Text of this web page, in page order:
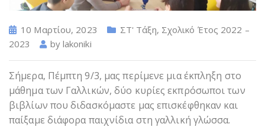
10 Μαρτίου, 2023 ΣΤ' Τάξη, Σχολικό Έτος 2022 –
2023
by lakoniki
Σήμερα, Πέμπτη 9/3, μας περίμενε μια έκπληξη στο
μάθημα των Γαλλικών, δύο κυρίες εκπρόσωποι των
βιβλίων που διδασκόμαστε μας επισκέφθηκαν και
παίξαμε διάφορα παιχνίδια στη γαλλική γλώσσα.